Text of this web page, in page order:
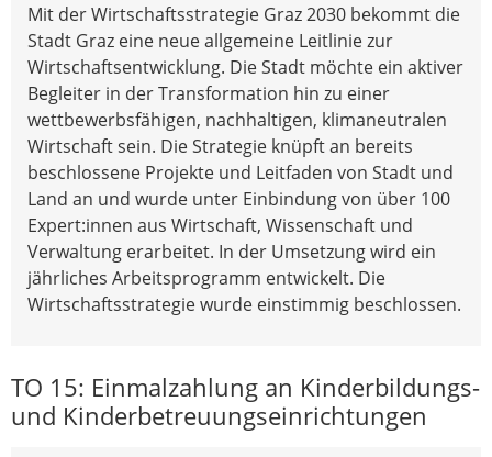
Mit der Wirtschaftsstrategie Graz 2030 bekommt die
Stadt Graz eine neue allgemeine Leitlinie zur
Wirtschaftsentwicklung. Die Stadt möchte ein aktiver
Begleiter in der Transformation hin zu einer
wettbewerbsfähigen, nachhaltigen, klimaneutralen
Wirtschaft sein. Die Strategie knüpft an bereits
beschlossene Projekte und Leitfaden von Stadt und
Land an und wurde unter Einbindung von über 100
Expert:innen aus Wirtschaft, Wissenschaft und
Verwaltung erarbeitet. In der Umsetzung wird ein
jährliches Arbeitsprogramm entwickelt. Die
Wirtschaftsstrategie wurde einstimmig beschlossen.
TO 15: Einmalzahlung an Kinderbildungs-
und Kinderbetreuungseinrichtungen